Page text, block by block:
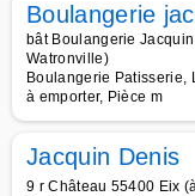
Boulangerie
bât Boulangerie
Watronville)
Boulangerie Patisserie,
à emporter, Pièce m
Jacquin Denis
9 r Château 55400 Eix